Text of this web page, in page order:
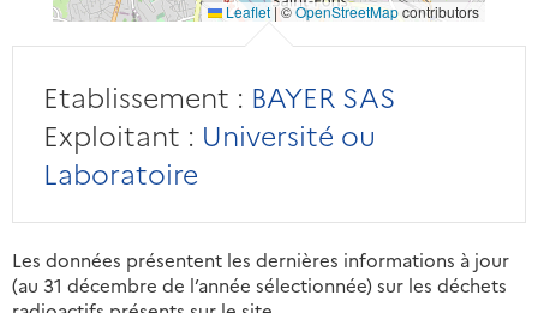
Leaflet|©OpenStreetMapcontributors
Etablissement : BAYER SAS
Exploitant : Université ou
Laboratoire
Les données présentent les dernières informations à jour
(au 31 décembre de l’année sélectionnée) sur les déchets